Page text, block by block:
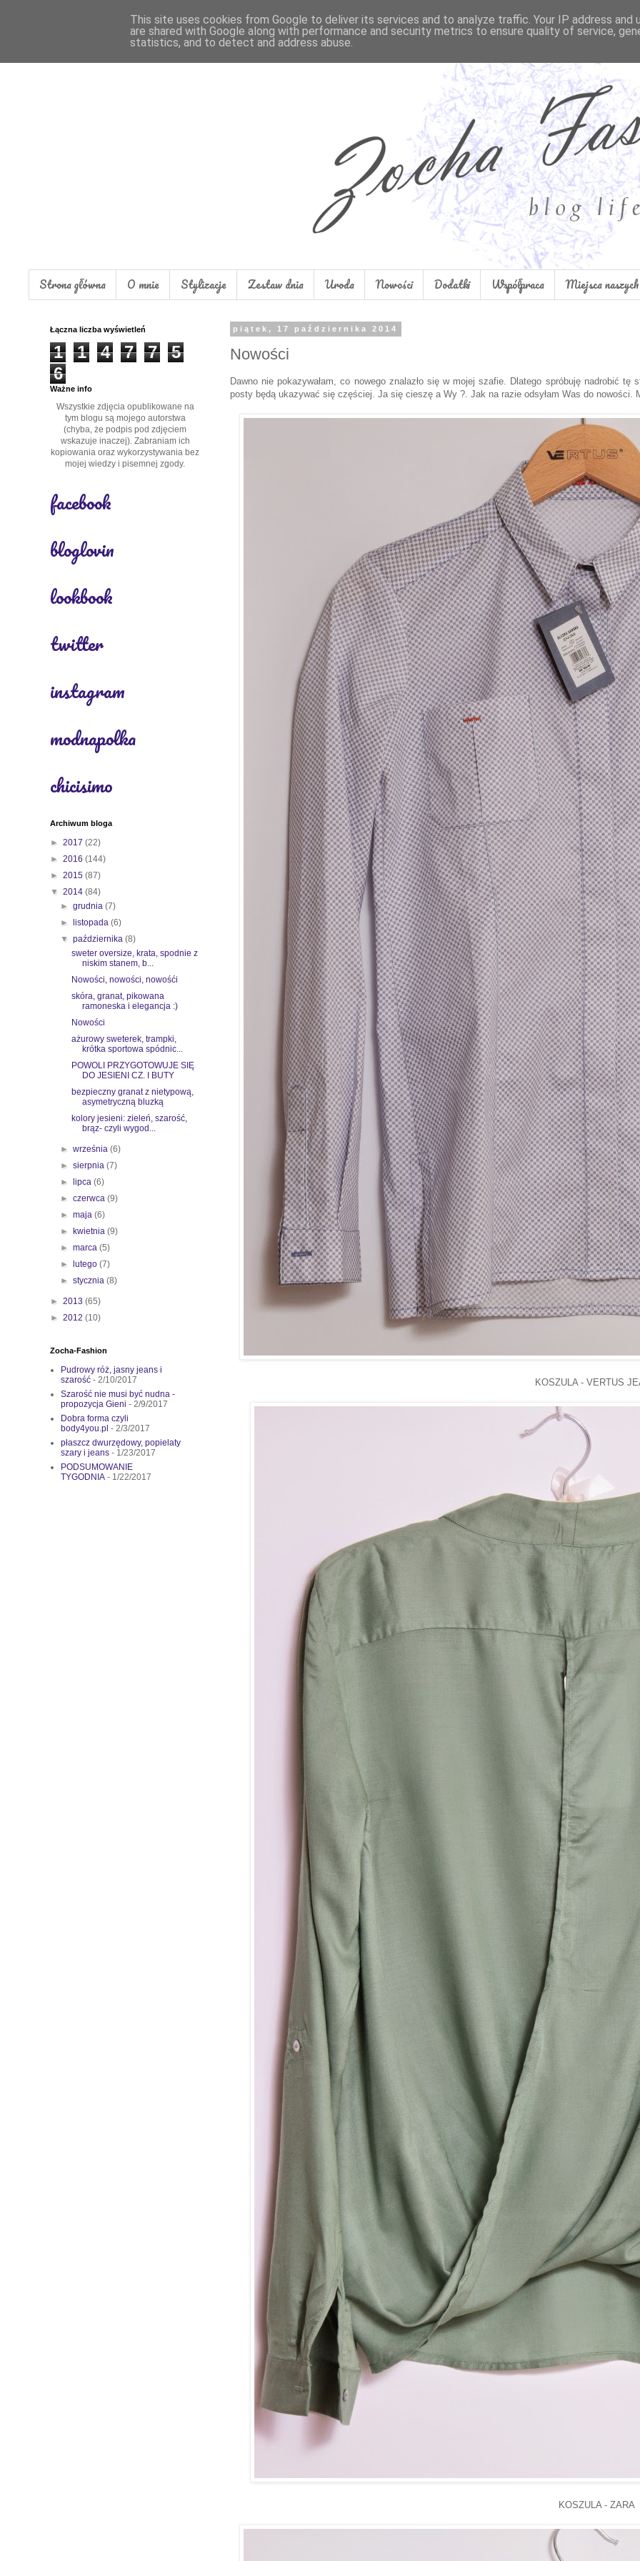
Strona główna O mnie Stylizacje Zestaw dnia Uroda Nowości Dodatki Współpraca Miejsca
piątek, 17 października 2014
Nowości
Dawno nie pokazywałam, co nowego znalazło się w mojej szafie. Dlatego spróbuję nadrobić
posty będą ukazywać się częściej. Ja się cieszę a Wy ?. Jak na razie odsyłam Was do nowości.
KOSZULA - VERTUS
KOSZULA - ZARA
Łączna liczba wyświetleń
1 1 4 7 7
5
6
Ważne info
Wszystkie zdjęcia opublikowane na
tym blogu są mojego autorstwa
(chyba, że podpis pod zdjęciem
wskazuje inaczej). Zabraniam ich
kopiowania oraz wykorzystywania bez
mojej wiedzy i pisemnej zgody.
facebook
bloglovin
lookbook
twitter
instagram
modnapolka
chicisimo
Archiwum bloga
► 2017 (22)
► 2016 (144)
► 2015 (87)
▼ 2014 (84)
►grudnia(7)
►listopada(6)
▼października(8)
sweter oversize, krata, spodnie z
niskim stanem, b...
Nowości, nowości, nowośći
skóra, granat, pikowana
ramoneska i elegancja :)
Nowości
ażurowy sweterek, trampki,
krótka sportowa spódnic...
POWOLI PRZYGOTOWUJE SIĘ
DO JESIENI CZ. I BUTY
bezpieczny granat z nietypową,
asymetryczną bluzką
kolory jesieni: zieleń, szarość,
brąz- czyli wygod...
►września(6)
►sierpnia(7)
►lipca(6)
►czerwca(9)
►maja(6)
►kwietnia(9)
►marca(5)
►lutego(7)
►stycznia(8)
► 2013 (65)
► 2012 (10)
Zocha-Fashion
Pudrowy róż, jasny jeans i
szarość - 2/10/2017
Szarość nie musi być nudna -
propozycja Gieni - 2/9/2017
Dobra forma czyli
body4you.pl - 2/3/2017
płaszcz dwurzędowy, popielaty
szary i jeans - 1/23/2017
PODSUMOWANIE
TYGODNIA - 1/22/2017
This site uses cookies from Google to deliver its services and to analyze traffic. Your IP address and
are shared with Google along with performance and security metrics to ensure quality of service,
statistics, and to detect and address abuse.